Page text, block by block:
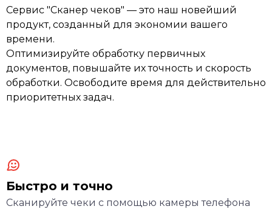
Сервис "Сканер чеков" — это наш новейший
продукт, созданный для экономии вашего
времени.
Оптимизируйте обработку первичных
документов, повышайте их точность и скорость
обработки. Освободите время для действительно
приоритетных задач.
Быстро и точно
Сканируйте чеки с помощью камеры телефона